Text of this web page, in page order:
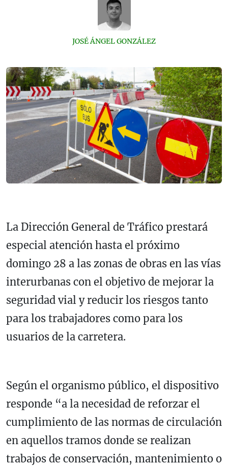
JOSÉ ÁNGEL GONZÁLEZ
La Dirección General de Tráfico prestará
especial atención hasta el próximo
domingo 28 a las zonas de obras en las vías
interurbanas con el objetivo de mejorar la
seguridad vial y reducir los riesgos tanto
para los trabajadores como para los
usuarios de la carretera.
Según el organismo público, el dispositivo
responde “a la necesidad de reforzar el
cumplimiento de las normas de circulación
en aquellos tramos donde se realizan
trabajos de conservación, mantenimiento o